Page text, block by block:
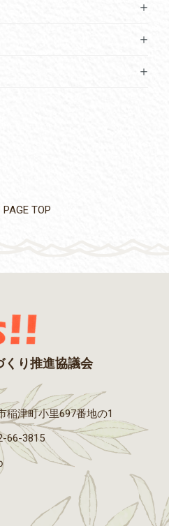
PAGE TOP
くり推進協議会
稲津町小里697番地の1
66-3815